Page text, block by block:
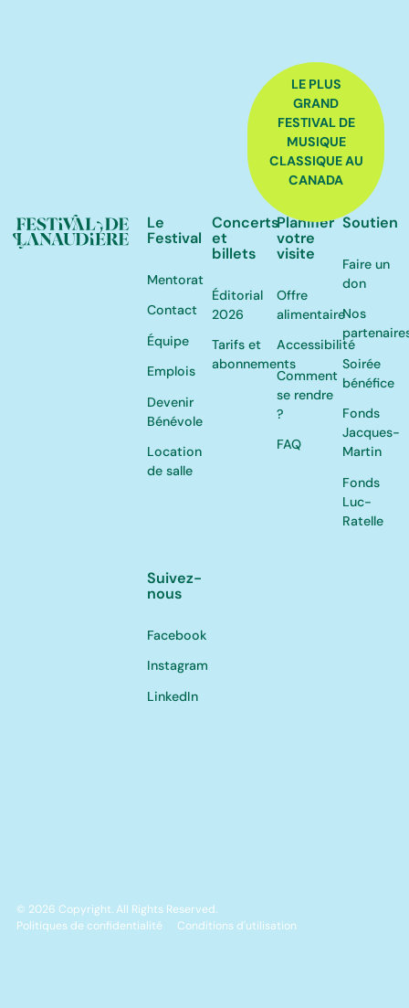
LE PLUS
GRAND
FESTIVAL DE
MUSIQUE
CLASSIQUE AU
CANADA
Le
Festival
Mentorat
Contact
Équipe
Emplois
Devenir
Bénévole
Location
de salle
Concerts
et
billets
Éditorial
2026
Tarifs et
abonnements
Planifier
votre
visite
Offre
alimentaire
Accessibilité
Comment
se rendre
?
FAQ
Soutien
Faire un
don
Nos
Soirée
bénéfice
Fonds
Jacques-
Martin
Fonds
Luc-
Ratelle
Suivez-
nous
Facebook
Instagram
LinkedIn
© 2026 Copyright. All Rights Reserved.
Politiques de confidentialité
Conditions d'utilisation